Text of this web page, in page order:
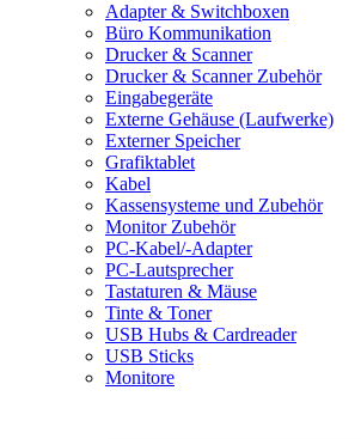
Adapter & Switchboxen
Büro Kommunikation
Drucker & Scanner
Drucker & Scanner Zubehör
Eingabegeräte
Externe Gehäuse (Laufwerke)
Externer Speicher
Grafiktablet
Kabel
Kassensysteme und Zubehör
Monitor Zubehör
PC-Kabel/-Adapter
PC-Lautsprecher
Tastaturen & Mäuse
Tinte & Toner
USB Hubs & Cardreader
USB Sticks
Monitore